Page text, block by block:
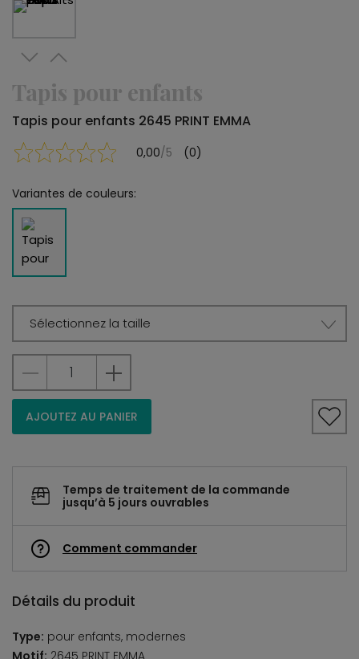
Tapis pour enfants
Tapis pour enfants 2645 PRINT EMMA
0,00/5 (0)
Variantes de couleurs:
Sélectionnez la taille
AJOUTEZ AU PANIER
Temps de traitement de la commande
jusqu’à 5 jours ouvrables
Comment commander
Détails du produit
Type: pour enfants, modernes
Motif: 2645 PRINT EMMA